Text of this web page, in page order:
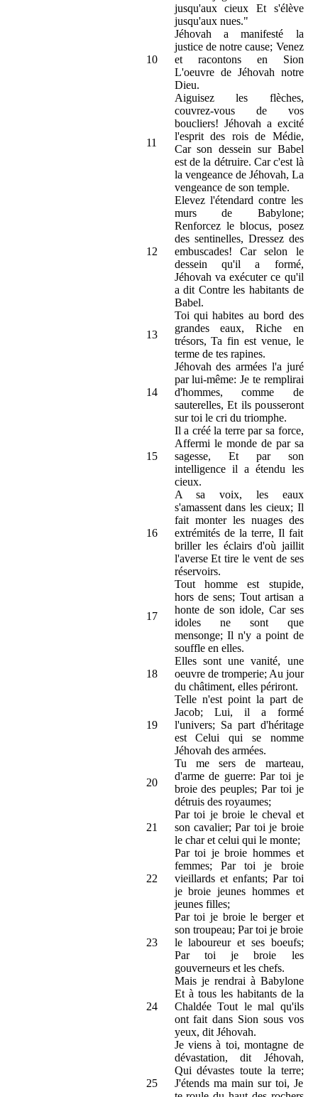
jusqu'aux cieux Et s'élève
jusqu'aux nues."
10
Jéhovah a manifesté la
justice de notre cause; Venez
et racontons en Sion
L'oeuvre de Jéhovah notre
Dieu.
11
Aiguisez les flèches,
couvrez-vous de vos
boucliers! Jéhovah a excité
l'esprit des rois de Médie,
Car son dessein sur Babel
est de la détruire. Car c'est là
la vengeance de Jéhovah, La
vengeance de son temple.
12
Elevez l'étendard contre les
murs de Babylone;
Renforcez le blocus, posez
des sentinelles, Dressez des
embuscades! Car selon le
dessein qu'il a formé,
Jéhovah va exécuter ce qu'il
a dit Contre les habitants de
Babel.
13
Toi qui habites au bord des
grandes eaux, Riche en
trésors, Ta fin est venue, le
terme de tes rapines.
14
Jéhovah des armées l'a juré
par lui-même: Je te remplirai
d'hommes, comme de
sauterelles, Et ils pousseront
sur toi le cri du triomphe.
15
Il a créé la terre par sa force,
Affermi le monde de par sa
sagesse, Et par son
intelligence il a étendu les
cieux.
16
A sa voix, les eaux
s'amassent dans les cieux; Il
fait monter les nuages des
extrémités de la terre, Il fait
briller les éclairs d'où jaillit
l'averse Et tire le vent de ses
réservoirs.
17
Tout homme est stupide,
hors de sens; Tout artisan a
honte de son idole, Car ses
idoles ne sont que
mensonge; Il n'y a point de
souffle en elles.
18
Elles sont une vanité, une
oeuvre de tromperie; Au jour
du châtiment, elles périront.
19
Telle n'est point la part de
Jacob; Lui, il a formé
l'univers; Sa part d'héritage
est Celui qui se nomme
Jéhovah des armées.
20
Tu me sers de marteau,
d'arme de guerre: Par toi je
broie des peuples; Par toi je
détruis des royaumes;
21
Par toi je broie le cheval et
son cavalier; Par toi je broie
le char et celui qui le monte;
22
Par toi je broie hommes et
femmes; Par toi je broie
vieillards et enfants; Par toi
je broie jeunes hommes et
jeunes filles;
23
Par toi je broie le berger et
son troupeau; Par toi je broie
le laboureur et ses boeufs;
Par toi je broie les
gouverneurs et les chefs.
24
Mais je rendrai à Babylone
Et à tous les habitants de la
Chaldée Tout le mal qu'ils
ont fait dans Sion sous vos
yeux, dit Jéhovah.
25
Je viens à toi, montagne de
dévastation, dit Jéhovah,
Qui dévastes toute la terre;
J'étends ma main sur toi, Je